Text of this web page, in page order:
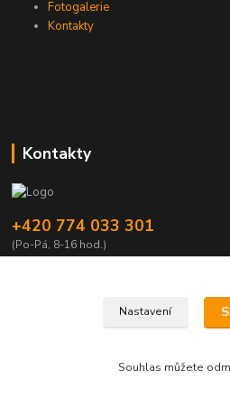
Fotogalerie
Kontakty
Kontakty
+420 774 033 301
(Po-Pá, 8-16 hod.)
Nastavení
Souhlas můžete